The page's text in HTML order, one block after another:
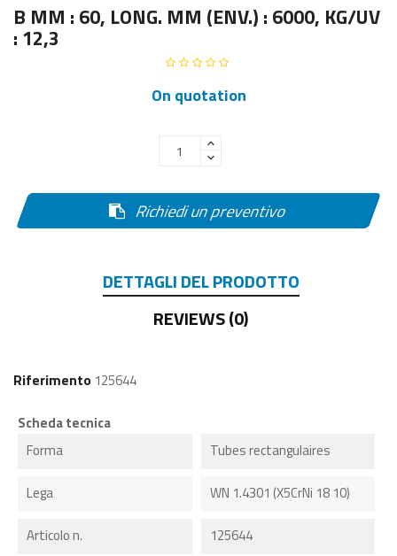
B MM : 60, LONG. MM (ENV.) : 6000, KG/UV
: 12,3
On quotation
Richiedi un preventivo
DETTAGLI DEL PRODOTTO
REVIEWS (0)
Riferimento 125644
Scheda tecnica
Forma
Tubes rectangulaires
Lega WN 1.4301 (X5CrNi 18 10)
Articolo n. 125644